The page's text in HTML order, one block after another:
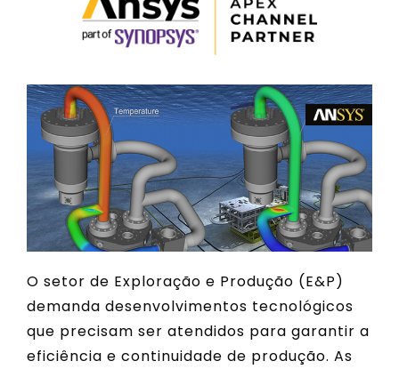
O setor de Exploração e Produção (E&P)
demanda desenvolvimentos tecnológicos
que precisam ser atendidos para garantir a
eficiência e continuidade de produção. As